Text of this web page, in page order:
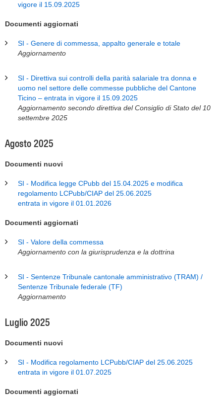
vigore il 15.09.2025
Documenti aggiornati
SI - Genere di commessa, appalto generale e totale
Aggiornamento
SI - Direttiva sui controlli della parità salariale tra donna e
uomo nel settore delle commesse pubbliche del Cantone
Ticino – entrata in vigore il 15.09.2025
Aggiornamento secondo direttiva del Consiglio di Stato del 10
settembre 2025
Agosto 2025
Documenti nuovi
SI - Modifica legge CPubb del 15.04.2025 e modifica
regolamento LCPubb/CIAP del 25.06.2025
entrata in vigore il 01.01.2026
Documenti aggiornati
SI - Valore della commessa
Aggiornamento con la giurisprudenza e la dottrina
SI - Sentenze Tribunale cantonale amministrativo (TRAM) /
Sentenze Tribunale federale (TF)
Aggiornamento
Luglio 2025
Documenti nuovi
SI - Modifica regolamento LCPubb/CIAP del 25.06.2025
entrata in vigore il 01.07.2025
Documenti aggiornati